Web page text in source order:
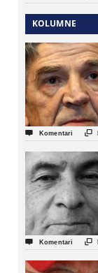
KOLUMNE
 Komentari 
 Komentari 